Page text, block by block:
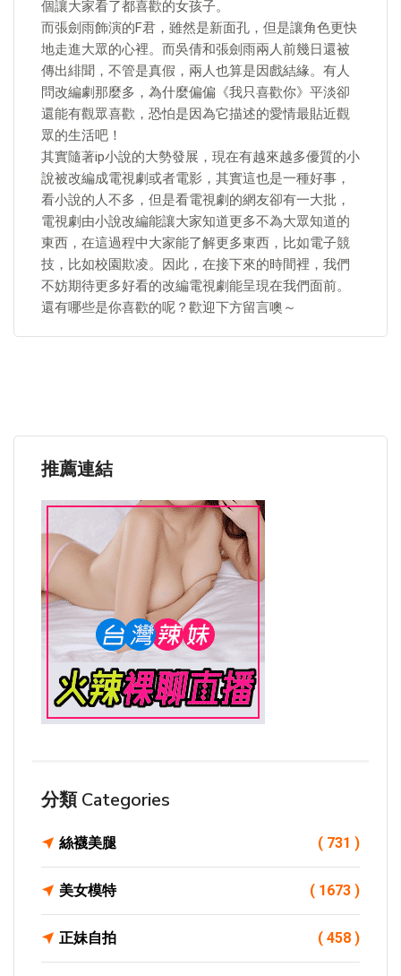
個讓大家看了都喜歡的女孩子。
而張劍雨飾演的F君，雖然是新面孔，但是讓角色更快
地走進大眾的心裡。而吳倩和張劍雨兩人前幾日還被
傳出緋聞，不管是真假，兩人也算是因戲結緣。有人
問改編劇那麼多，為什麼偏偏《我只喜歡你》平淡卻
還能有觀眾喜歡，恐怕是因為它描述的愛情最貼近觀
眾的生活吧！
其實隨著ip小說的大勢發展，現在有越來越多優質的小
說被改編成電視劇或者電影，其實這也是一種好事，
看小說的人不多，但是看電視劇的網友卻有一大批，
電視劇由小說改編能讓大家知道更多不為大眾知道的
東西，在這過程中大家能了解更多東西，比如電子競
技，比如校園欺凌。因此，在接下來的時間裡，我們
不妨期待更多好看的改編電視劇能呈現在我們面前。
還有哪些是你喜歡的呢？歡迎下方留言噢～
推薦連結
分類 Categories
絲襪美腿 ( 731 )
美女模特 ( 1673 )
正妹自拍 ( 458 )